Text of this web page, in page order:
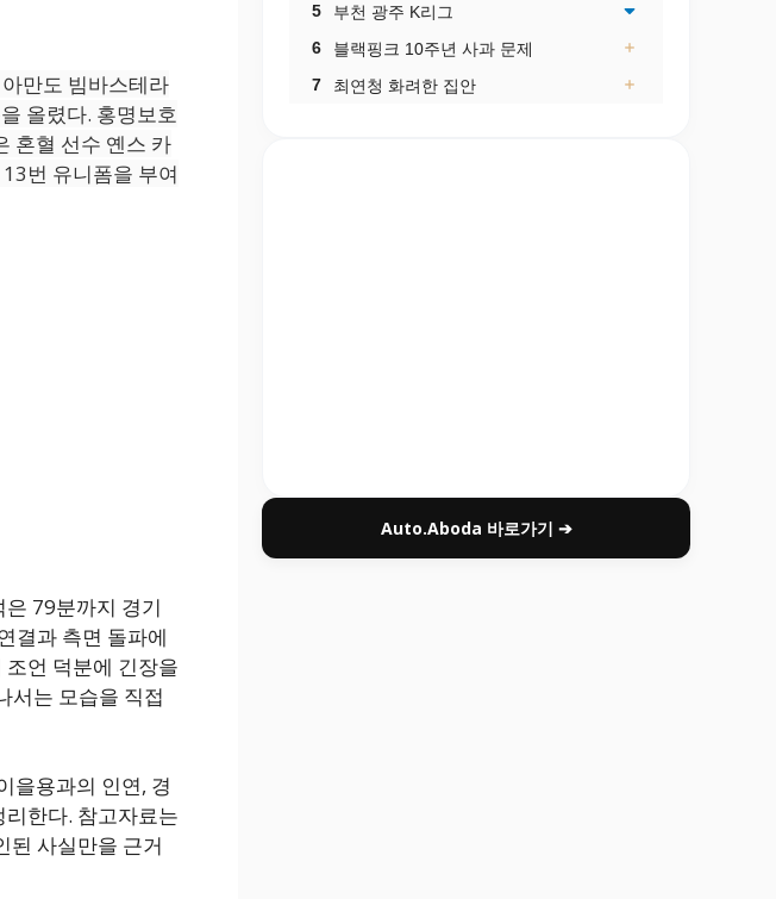
만도 빔바스테라
올렸다. 홍명보호
혼혈 선수 옌스 카
번 유니폼을 부여
79분까지 경기
결과 측면 돌파에
조언 덕분에 긴장을
서는 모습을 직접
을용과의 인연, 경
한다. 참고자료는
된 사실만을 근거
Auto.Aboda 바로가기 ➔